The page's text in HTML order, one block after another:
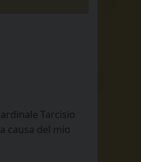
Tarcisio
causa del mio